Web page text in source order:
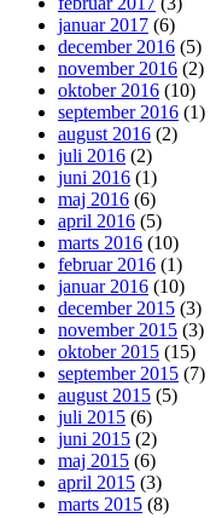
januar 2017 (6)
december 2016 (5)
november 2016 (2)
oktober 2016 (10)
september 2016 (1)
august 2016 (2)
juli 2016 (2)
juni 2016 (1)
maj 2016 (6)
april 2016 (5)
marts 2016 (10)
februar 2016 (1)
januar 2016 (10)
december 2015 (3)
november 2015 (3)
oktober 2015 (15)
september 2015 (7)
august 2015 (5)
juli 2015 (6)
juni 2015 (2)
maj 2015 (6)
april 2015 (3)
marts 2015 (8)